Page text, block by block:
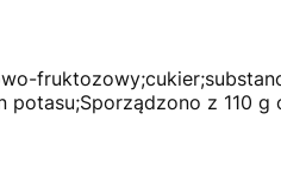
z 110 g